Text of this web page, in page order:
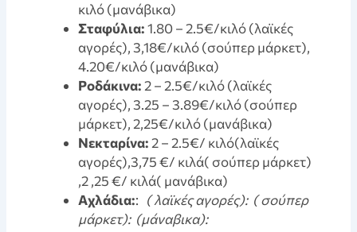
κιλό (μανάβικα)
Σταφύλια:1.80 – 2.5€/κιλό (λαϊκές
αγορές), 3,18€/κιλό (σούπερ μάρκετ),
4.20€/κιλό (μανάβικα)
Ροδάκινα:2 – 2.5€/κιλό (λαϊκές
αγορές), 3.25 – 3.89€/κιλό (σούπερ
μάρκετ), 2,25€/κιλό (μανάβικα)
Νεκταρίνα:2 – 2.5€/ κιλό(λαϊκές
αγορές),3,75 €/ κιλά( σούπερ μάρκετ)
,2 ,25 €/ κιλά( μανάβικα)
Aχλάδια:: ( λαϊκές αγορές): ( σούπερ
μάρκετ): (μάναβικα):